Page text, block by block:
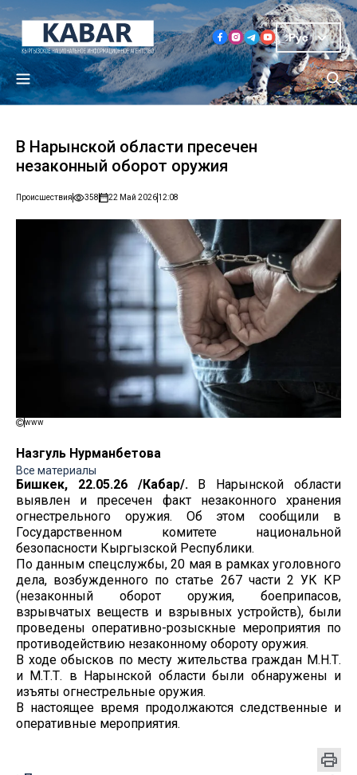
Рус
В Нарынской области пресечен
незаконный оборот оружия
Происшествия 358 22 Май 202612:08
www
Назгуль Нурманбетова
Все материалы
Бишкек, 22.05.26 /Кабар/.
В Нарынской области
выявлен и пресечен факт незаконного хранения
огнестрельного оружия. Об этом сообщили в
Государственном комитете национальной
безопасности Кыргызской Республики.
По данным спецслужбы, 20 мая в рамках уголовного
дела, возбужденного по статье 267 части 2 УК КР
(незаконный оборот оружия, боеприпасов,
взрывчатых веществ и взрывных устройств), были
проведены оперативно-розыскные мероприятия по
противодействию незаконному обороту оружия.
В ходе обысков по месту жительства граждан М.Н.Т.
и М.Т.Т. в Нарынской области были обнаружены и
изъяты огнестрельные оружия.
В настоящее время продолжаются следственные и
оперативные мероприятия.